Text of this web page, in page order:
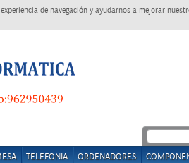
de navegación y ayudarnos a mejorar
TELEFONIA ORDENADORES